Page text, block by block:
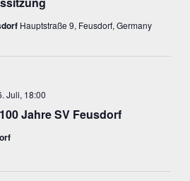
Hauptstraße 9, Feusdorf, Germany
Jahre SV Feusdorf
Juli, 18:00